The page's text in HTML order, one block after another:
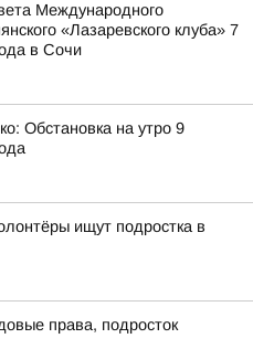
Международного
«Лазаревского клуба» 7
в Сочи
Обстановка на утро 9
ищут подростка в
права, подросток